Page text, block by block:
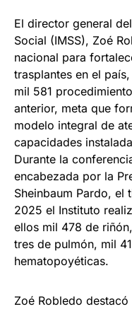
El director general
Social (IMSS), Zoé
nacional para
trasplantes en el
mil 581
anterior, meta que
modelo integral de
capacidades
Durante la
encabezada por la
Sheinbaum Pardo, el
2025 el Instituto
ellos mil 478 de
tres de pulmón, mil
hematopoyéticas.
Zoé Robledo